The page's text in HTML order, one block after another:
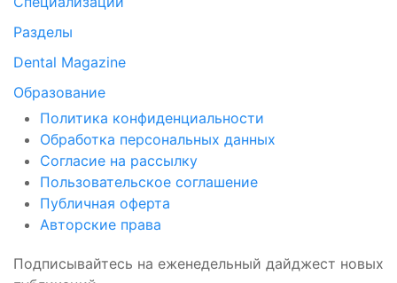
Разделы
Dental Magazine
Образование
Политика конфиденциальности
Обработка персональных данных
Согласие на рассылку
Пользовательское соглашение
Публичная оферта
Авторские права
Подписывайтесь на еженедельный дайджест новых